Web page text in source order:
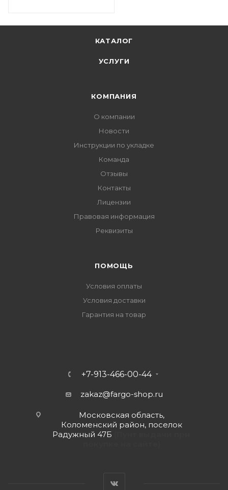
КАТАЛОГ
УСЛУГИ
КОМПАНИЯ
О компании
Новости
Инструкции по укладке
Команда
Отзывы
Контакты
Лицензии
Правовая информация
Реквизиты
ПОМОЩЬ
Условия оплаты
Условия доставки
Гарантия на товар
+7-913-466-00-44
zakaz@fargo-shop.ru
Московская область,
Коломенский район, поселок
Радужный 47Б